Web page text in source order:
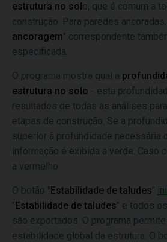
estrutura no solo, que é comum a
construção. Para paredes
ancoragem" correspondente
especificada.
O programa mostra qual a
estrutura no solo - esta
resultados de todas as análises
etapas de construção. Se a
superior à profundidade necessária
informação é exibida a verde. Caso
a vermelho.
O botão "Estabilidade de taludes"
"Estabilidade de taludes" e todos
são exportados. O programa
estabilidade global da estrutura. O